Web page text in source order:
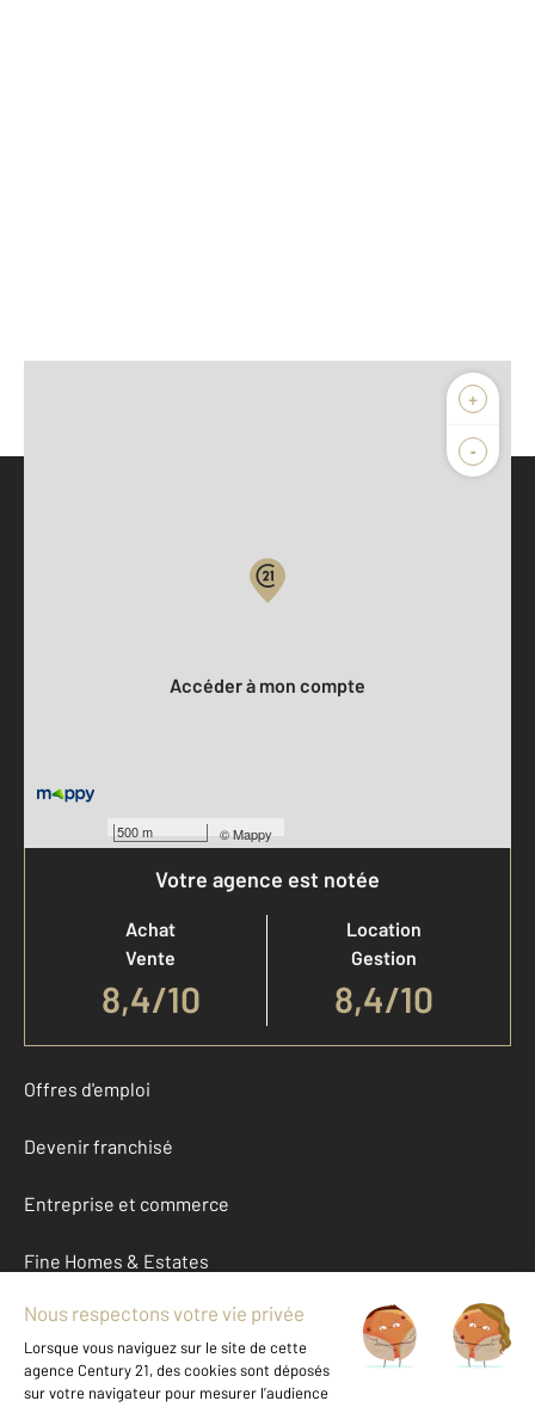
+
-
500 m ©Mappy
Accéder à mon compte
Votre agence est notée
Achat
Vente
8,4/10
Location
Gestion
8,4/10
Offres d'emploi
Devenir franchisé
Entreprise et commerce
Fine Homes & Estates
À propos
International